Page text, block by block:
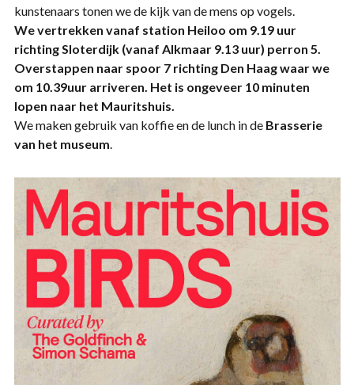
kunstenaars tonen we de kijk van de mens op vogels.
We vertrekken vanaf station Heiloo om 9.19 uur
richting Sloterdijk (vanaf Alkmaar 9.13 uur) perron 5.
Overstappen naar spoor 7 richting Den Haag waar we
om 10.39uur arriveren. Het is ongeveer 10 minuten
lopen naar het Mauritshuis.
We maken gebruik van koffie en de lunch in de Brasserie
van het museum.